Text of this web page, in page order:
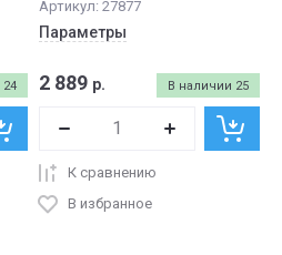
24
Артикул: 27877
Параметры
В наличии 25
2 889 р.
К сравнению
В избранное